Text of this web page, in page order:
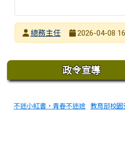
發布者
總務主任
2026-04-08
下中區域內容政令宣導
不迷小紅書，青春不迷途 教育部校